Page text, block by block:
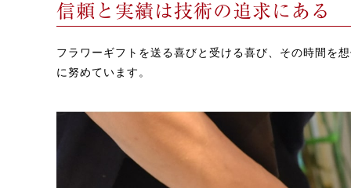
信頼と実績は技術の追求にある
フラワーギフトを送る喜びと受ける喜び、その時間を
に努めています。